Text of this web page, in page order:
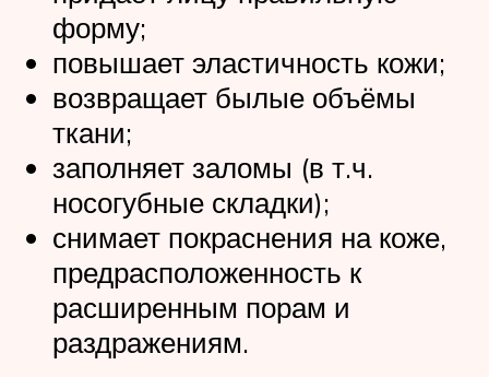
форму;
повышает эластичность кожи;
возвращает былые объёмы
ткани;
заполняет заломы (в т.ч.
носогубные складки);
снимает покраснения на коже,
предрасположенность к
расширенным порам и
раздражениям.